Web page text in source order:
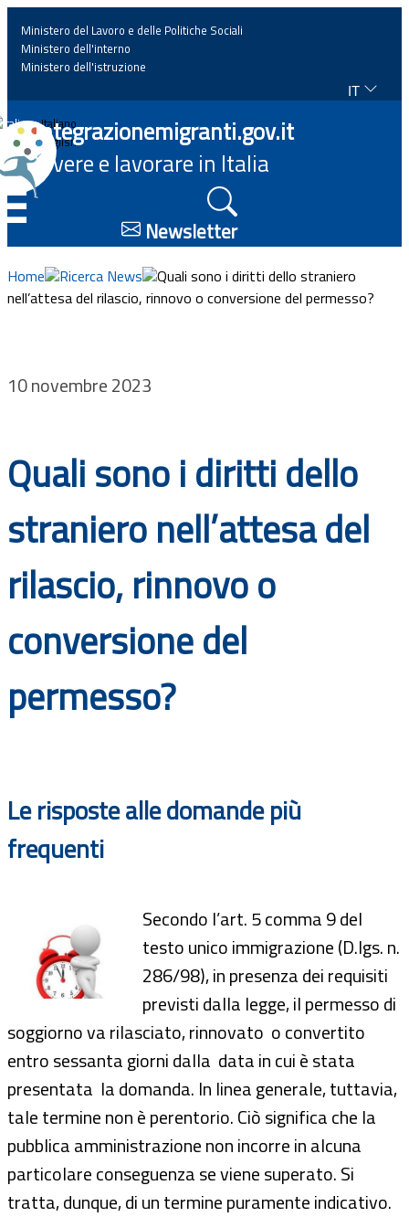
Home
News
Approfondimenti
Eventi
Progetti
Bandi
Guide
Ministero del Lavoro e delle Politiche Sociali
Ministero dell'interno
Ministero dell'istruzione
IT
Italiano
English
Integrazionemigranti.gov.it
Vivere e lavorare in Italia
Newsletter
Home Ricerca News
Quali sono i diritti dello straniero
nell’attesa del rilascio, rinnovo o conversione del permesso?
10 novembre 2023
Quali sono i diritti dello
straniero nell’attesa del
rilascio, rinnovo o
conversione del
permesso?
Le risposte alle domande più
frequenti
Secondo l’art. 5 comma 9 del
testo unico immigrazione (D.lgs. n.
286/98), in presenza dei requisiti
previsti dalla legge, il permesso di
soggiorno va rilasciato, rinnovato o convertito
entro sessanta giorni dalla data in cui è stata
presentata la domanda. In linea generale, tuttavia,
tale termine non è perentorio. Ciò significa che la
pubblica amministrazione non incorre in alcuna
particolare conseguenza se viene superato. Si
tratta, dunque, di un termine puramente indicativo.